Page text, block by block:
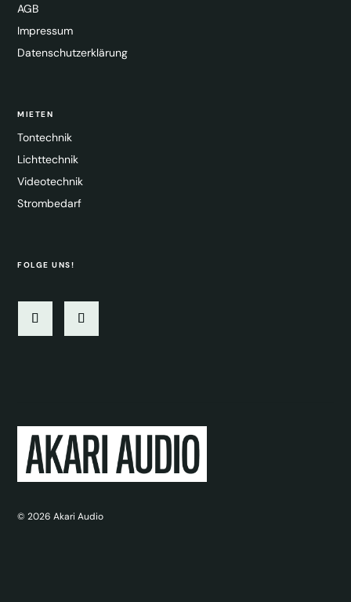
AGB
Impressum
Datenschutzerklärung
MIETEN
Tontechnik
Lichttechnik
Videotechnik
Strombedarf
FOLGE UNS!
© 2026Akari Audio